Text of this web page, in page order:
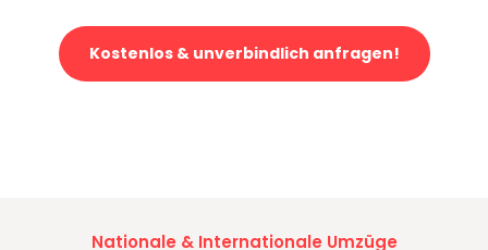
Kostenlos & unverbindlich anfragen!
Nationale & Internationale Umzüge